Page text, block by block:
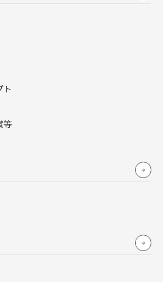
ト
等
ール全体の組み立て方も、インタ
要が出てきています。
的な選考になっている理由
、学生側の行動も変化していま
ため、実体験や社員との接点を重
ます。
スケジュール全体に与える影
、どの目的で組み込むかによっ
間スケジュールの一部として設計す